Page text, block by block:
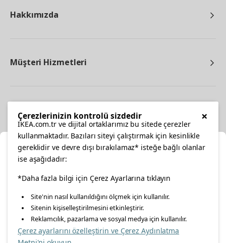
Hakkımızda
Müşteri Hizmetleri
facebooktwitterinstagrampinterestyoutube
linkedin
Konumunuzu Seçin
İnternetten vereceğiniz siparişlerinizde size özel hizmet ve
içerikleri görebilmek için lütfen konumuzu seçin.
İl seçiniz
×
Çerezlerinizin kontrolü sizdedir
IKEA.com.tr ve dijital ortaklarımız bu sitede çerezler
kullanmaktadır. Bazıları siteyi çalıştırmak için kesinlikle
gereklidir ve devre dışı bırakılamaz* isteğe bağlı olanlar
ise aşağıdadır:
*Daha fazla bilgi için Çerez Ayarlarına tıklayın
Site'nin nasıl kullanıldığını ölçmek için kullanılır.
Sitenin kişiselleştirilmesini etkinleştirir.
Reklamcılık, pazarlama ve sosyal medya için kullanılır.
Çerez ayarlarını özelleştirin ve Çerez Aydınlatma